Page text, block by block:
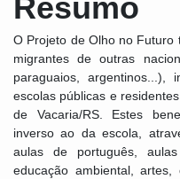
Resumo
O Projeto de Olho no
migrantes de outras
paraguaios, argentinos...),
escolas públicas e
de Vacaria/RS. Estes
inverso ao da escola,
aulas de português,
educação ambiental,